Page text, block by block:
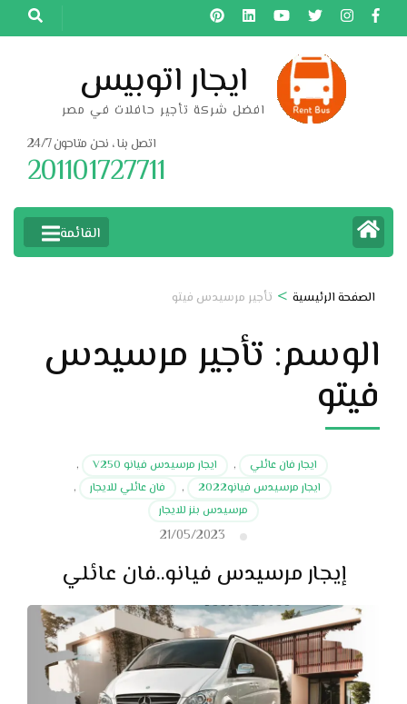
تخطى
إلى
ايجار اتوبيس
افضل شركة تأجير حافلات في مصر
اتصل بنا ، نحن متاحون 24/7
201101727711
القائمة
الصفحة الرئيسية > تأجير مرسيدس فيتو
الوسم: تأجير مرسيدس
فيتو
ايجار فان عائلي , ايجار مرسيدس فيانو V250
,
ايجار مرسيدس فيانو2022
, فان عائلي للايجار
,
مرسيدس بنز للايجار
21/05/2023
إيجار مرسيدس فيانو..فان عائلي